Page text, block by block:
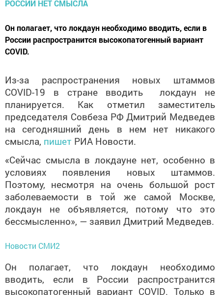
Он полагает, что локдаун необходимо вводить, если в
России распространится высокопатогенный вариант
COVID.
Из-за распространения новых штаммов
COVID-19 в стране вводить локдаун не
планируется. Как отметил заместитель
председателя Совбеза РФ Дмитрий Медведев
на сегодняшний день в нем нет никакого
смысла, пишет РИА Новости.
«Сейчас смысла в локдауне нет, особенно в
условиях появления новых штаммов.
Поэтому, несмотря на очень большой рост
заболеваемости в той же самой Москве,
локдаун не объявляется, потому что это
бессмысленно», — заявил Дмитрий Медведев.
Новости СМИ2
Он полагает, что локдаун необходимо
вводить, если в России распространится
высокопатогенный вариант COVID. Только в